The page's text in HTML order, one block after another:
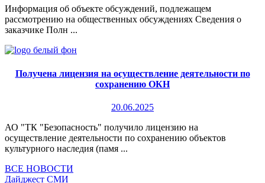
Информация об объекте обсуждений, подлежащем
рассмотрению на общественных обсуждениях Сведения о
заказчике Полн ...
Получена лицензия на осуществление деятельности по
сохранению ОКН
20.06.2025
АО "ТК "Безопасность" получило лицензию на
осуществление деятельности по сохранению объектов
культурного наследия (памя ...
ВСЕ НОВОСТИ
Дайджест СМИ